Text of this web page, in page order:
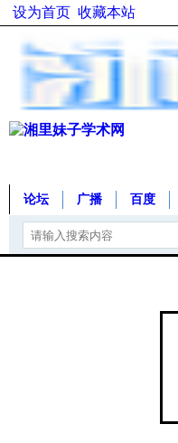
设为首页 收藏本站
论坛 广播 百度